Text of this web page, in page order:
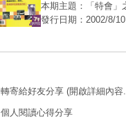
本期主題：「特會」
發行日期：2002/8/10
轉寄給好友分享 (開啟詳細內容
個人閱讀心得分享